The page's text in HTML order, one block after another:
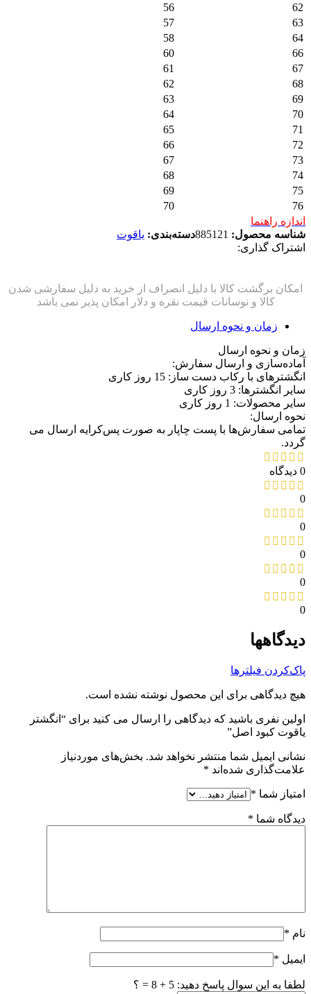
62
56
63
57
64
58
66
60
67
61
68
62
69
63
70
64
71
65
72
66
73
67
74
68
75
69
76
70
اندازه راهنما
شناسه محصول: 885121دسته‌بندی: یاقوت
اشتراک گذاری:
زمان و نحوه ارسال
زمان و نحوه ارسال
آماده‌سازی و ارسال سفارش:
انگشترهای با رکاب دست ساز: 15 روز کاری
سایر انگشترها: 3 روز کاری
سایر محصولات: 1 روز کاری
نحوه ارسال:
تمامی سفارش‌ها با پست چاپار به صورت پس‌کرایه ارسال می
گردد.
0 دیدگاه
0
0
0
0
0
دیدگاهها
پاک‌کردن فیلترها
هیچ دیدگاهی برای این محصول نوشته نشده است.
اولین نفری باشید که دیدگاهی را ارسال می کنید برای “انگشتر
یاقوت کبود اصل”
نشانی ایمیل شما منتشر نخواهد شد. بخش‌های موردنیاز
علامت‌گذاری شده‌اند *
امتیاز شما *
دیدگاه شما *
نام *
ایمیل *
لطفا به این سوال پاسخ دهید: 5 + 8 = ؟